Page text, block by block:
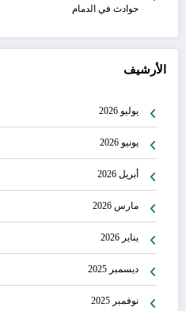
حوادث في الدمام
الأرشيف
يوليو 2026
يونيو 2026
أبريل 2026
مارس 2026
يناير 2026
ديسمبر 2025
نوفمبر 2025